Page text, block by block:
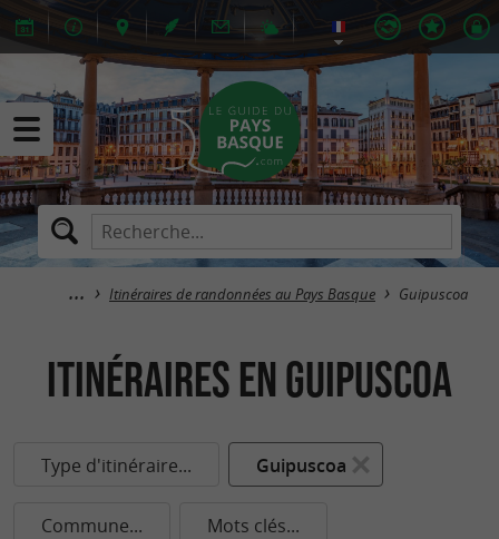
Itinéraires de randonnées au Pays Basque Guipuscoa
itinéraires en Guipuscoa
Type d'itinéraire... Guipuscoa
Commune... Mots clés...